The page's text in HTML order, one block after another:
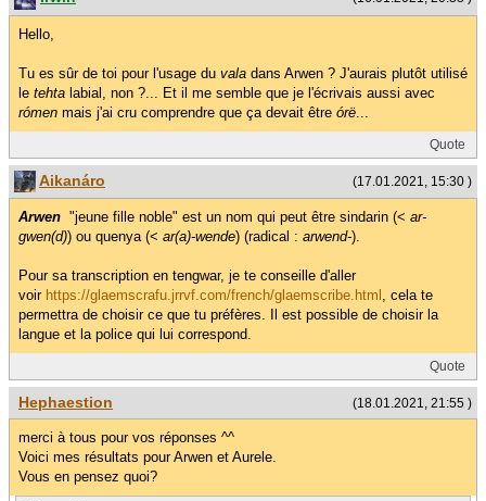
Hello,
Tu es sûr de toi pour l'usage du vala dans Arwen ? J'aurais plutôt utilisé
le tehta labial, non ?... Et il me semble que je l'écrivais aussi avec
rómen mais j'ai cru comprendre que ça devait être órë
Quote
(17.01.2021, 15:30 )
Aikanáro
Arwen "jeune fille noble" est un nom qui peut être sindarin (< ar-
gwen(d)) ou quenya (< ar(a)-wende) (radical : arwend-).
Pour sa transcription en tengwar, je te conseille d'aller
voir https://glaemscrafu.jrrvf.com/french/glaemscribe.html
, cela te
permettra de choisir ce que tu préfères. Il est possible de choisir la
langue et la police qui lui correspond.
Quote
(18.01.2021, 21:55 )
Hephaestion
merci à tous pour vos réponses ^^
Voici mes résultats pour Arwen et Aurele.
Vous en pensez quoi?